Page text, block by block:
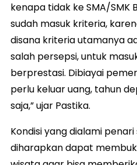
kenapa tidak ke SMA/SMK
sudah masuk kriteria,
disana kriteria utamanya
salah persepsi, untuk
berprestasi. Dibiayai
perlu keluar uang, tahun
saja,” ujar Pastika.
Kondisi yang dialami
diharapkan dapat